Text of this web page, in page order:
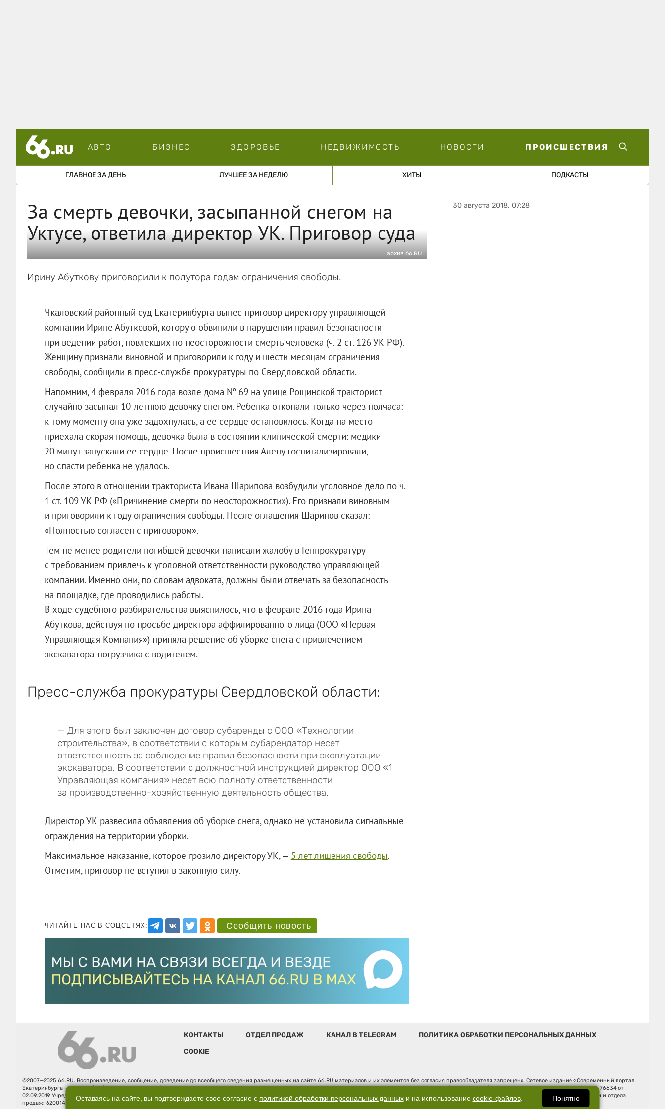
АВТО БИЗНЕС ЗДОРОВЬЕ НЕДВИЖИМОСТЬ НОВОСТИ ПРОИСШЕСТВИЯ
ГЛАВНОЕ ЗА ДЕНЬ ЛУЧШЕЕ ЗА НЕДЕЛЮ ХИТЫ ПОДКАСТЫ
За смерть девочки, засыпанной снегом на
Уктусе, ответила директор УК. Приговор суда
архив 66.RU
Ирину Абуткову приговорили к полутора годам ограничения свободы.
Чкаловский районный суд Екатеринбурга вынес приговор директору управляющей
компании Ирине Абутковой, которую обвинили в нарушении правил безопасности
при ведении работ, повлекших по неосторожности смерть человека (ч. 2 ст. 126 УК РФ).
Женщину признали виновной и приговорили к году и шести месяцам ограничения
свободы, сообщили в пресс-службе прокуратуры по Свердловской области.
Напомним, 4 февраля 2016 года возле дома № 69 на улице Рощинской тракторист
случайно засыпал 10-летнюю девочку снегом. Ребенка откопали только через полчаса:
к тому моменту она уже задохнулась, а ее сердце остановилось. Когда на место
приехала скорая помощь, девочка была в состоянии клинической смерти: медики
20 минут запускали ее сердце. После происшествия Алену госпитализировали,
но спасти ребенка не удалось.
После этого в отношении тракториста Ивана Шарипова возбудили уголовное дело по ч.
1 ст. 109 УК РФ («Причинение смерти по неосторожности»). Его признали виновным
и приговорили к году ограничения свободы. После оглашения Шарипов сказал:
«Полностью согласен с приговором».
Тем не менее родители погибшей девочки написали жалобу в Генпрокуратуру
с требованием привлечь к уголовной ответственности руководство управляющей
компании. Именно они, по словам адвоката, должны были отвечать за безопасность
на площадке, где проводились работы.
В ходе судебного разбирательства выяснилось, что в феврале 2016 года Ирина
Абуткова, действуя по просьбе директора аффилированного лица (ООО «Первая
Управляющая Компания») приняла решение об уборке снега с привлечением
экскаватора-погрузчика с водителем.
Пресс-служба прокуратуры Свердловской области:
— Для этого был заключен договор субаренды с ООО «Технологии
строительства», в соответствии с которым субарендатор несет
ответственность за соблюдение правил безопасности при эксплуатации
экскаватора. В соответствии с должностной инструкцией директор ООО «1
Управляющая компания»несет всю полноту ответственности
за производственно-хозяйственную деятельность общества.
Директор УК развесила объявления об уборке снега, однако не установила сигнальные
ограждения на территории уборки.
Максимальное наказание, которое грозило директору УК, — 5 лет лишения свободы.
Отметим, приговор не вступил в законную силу.
ЧИТАЙТЕ НАС В СОЦСЕТЯХ: Сообщить новость
30 августа 2018, 07:28
КОНТАКТЫ ОТДЕЛ ПРОДАЖ КАНАЛ В TELEGRAM
ПОЛИТИКА ОБРАБОТКИ ПЕРСОНАЛЬНЫХ ДАННЫХ
COOKIE
©2007—2025 66.RU. Воспроизведение, сообщение, доведение до всеобщего сведения размещенных на сайте 66.RU материалов и их элементов без согласия правообладателя запрещено. Сетевое издание «Современный портал
Екатеринбурга — «66.ru» (18+) зарегистрировано Федеральной службой по надзору в сфере связи, информационных технологий и массовых коммуникаций (Роскомнадзор). Регистрационный номер ЭЛ № ФС 77 - 76634 от
02.09.2019 Учредитель: Общество с ограниченной ответственностью "66.ру". Юридический адрес: 620014, Свердловская обл., г. Екатеринбург, ул. Бориса Ельцина, строение 3, оф. 7015 Фактический адрес редакции и отдела
продаж: 620014, Свердловская обл., г. Екатеринбург, ул. Бориса Ельцина, д. 3, оф. 7015, +7 (343) 288-50-66 info@news.66.ru Главный редактор: Шлыков Д.В.
Оставаясь на сайте, вы подтверждаете свое согласие с политикой обработки персональных данныхи на использование cookie-файлов. Понятно